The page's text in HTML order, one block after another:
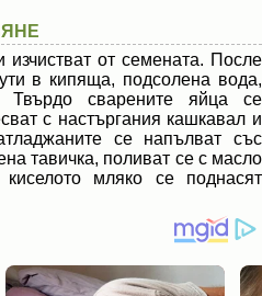
от семената. После
в кипяща, подсолена вода,
Твърдо сварените яйца се
с настъргания кашкавал и
се напълват със
тавичка, поливат се с масло
мляко се поднасят